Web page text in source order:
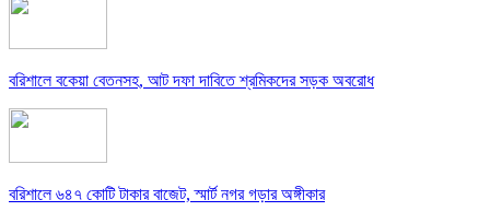
বরিশালে বকেয়া বেতনসহ, আট দফা দাবিতে শ্রমিকদের সড়ক অবরোধ
বরিশালে ৬৪৭ কোটি টাকার বাজেট, স্মার্ট নগর গড়ার অঙ্গীকার